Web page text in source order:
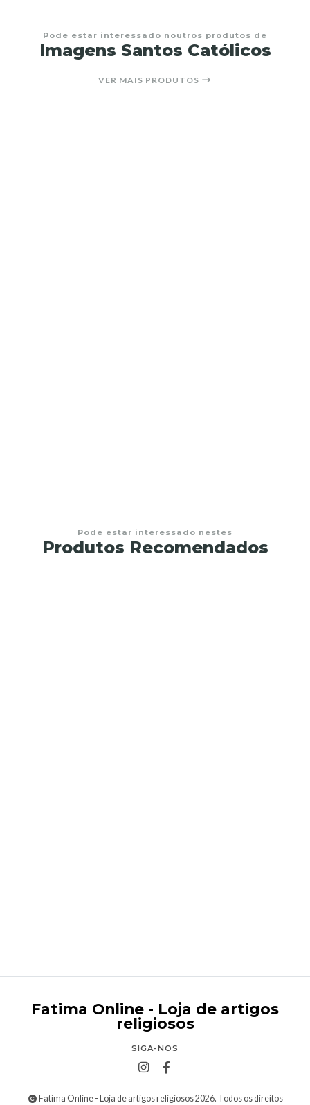
Pode estar interessado noutros produtos de
Imagens Santos Católicos
VER MAIS PRODUTOS
Pode estar interessado nestes
Produtos Recomendados
Fatima Online - Loja de artigos
religiosos
SIGA-NOS
Fatima Online - Loja de artigos religiosos 2026. Todos os direitos